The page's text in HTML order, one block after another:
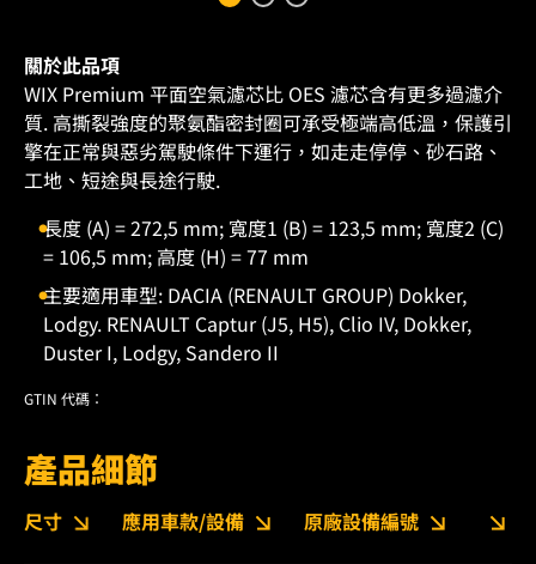
關於此品項
WIX Premium 平面空氣濾芯比 OES 濾芯含有更多過濾介
質. 高撕裂強度的聚氨酯密封圈可承受極端高低溫，保護引
擎在正常與惡劣駕駛條件下運行，如走走停停、砂石路、
工地、短途與長途行駛.
長度 (A) = 272,5 mm; 寬度1 (B) = 123,5 mm; 寬度2 (C)
= 106,5 mm; 高度 (H) = 77 mm
主要適用車型: DACIA (RENAULT GROUP) Dokker,
Lodgy. RENAULT Captur (J5, H5), Clio IV, Dokker,
Duster I, Lodgy, Sandero II
GTIN 代碼：
產品細節
尺寸 應用車款/設備 原廠設備編號